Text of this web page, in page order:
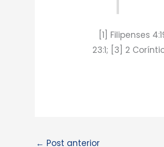
[1] Filipenses
23:1; [3] 2
← Post anterior